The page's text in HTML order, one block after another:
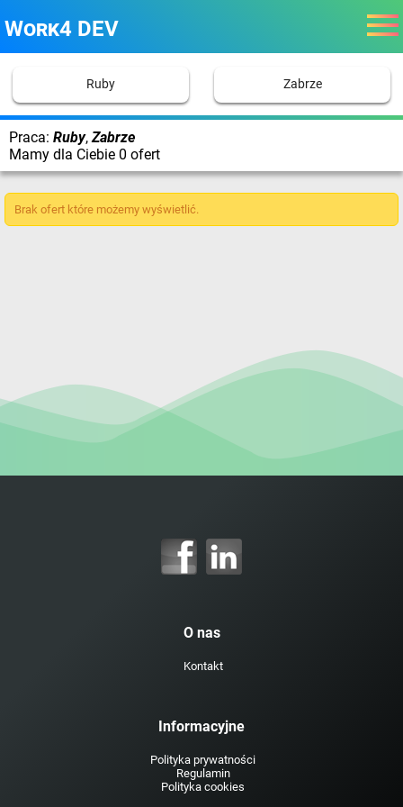
Work4 DEV
Ruby Zabrze
Praca: Ruby, Zabrze
Mamy dla Ciebie 0 ofert
Brak ofert które możemy wyświetlić.
O nas
Kontakt
Informacyjne
Polityka prywatności
Regulamin
Polityka cookies